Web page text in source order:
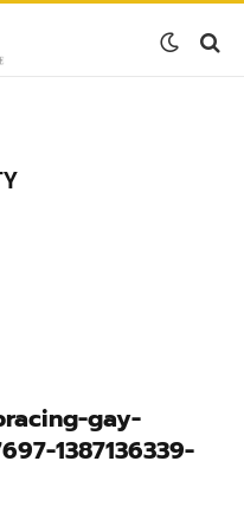
gay-
1387136339-